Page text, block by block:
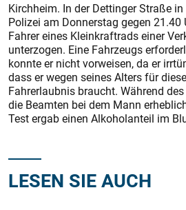
Kirchheim. In der Dettinger Straße
Polizei am Donnerstag gegen 21.40
Fahrer eines Kleinkraftrads einer
unterzogen. Eine Fahrzeugs
konnte er nicht vorweisen, da er
dass er wegen seines Alters für
Fahrerlaubnis braucht. Während
die Beamten bei dem Mann
Test ergab einen Alkoholanteil im
LESEN SIE AUCH